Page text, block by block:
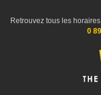
Retrouvez tous les
0